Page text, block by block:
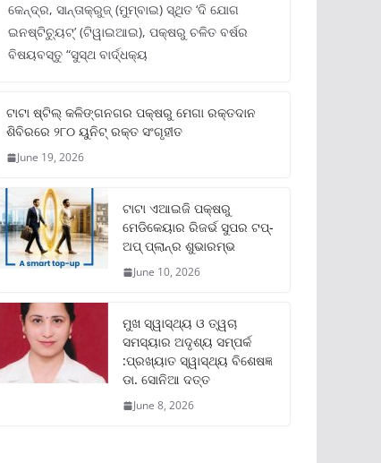
କେନ୍ଦ୍ର, ସାନ୍ତାକ୍ରୁଜ୍ (ମୁମ୍ବାଇ) ସ୍ଥିତ ‘ଦି ଯୋଗ
ଇନଷ୍ଟିଚ୍ୟୁଟ୍‌’ (ଟିୱାଇଆଇ), ପକ୍ଷରୁ ଚଳିତ ବର୍ଷର
ବିଷୟବସ୍ତୁ “ସୁସ୍ଥ ବାର୍ଦ୍ଧକ୍ୟ
ଟାଟା ଷ୍ଟିଲ୍‌ କଳିଙ୍ଗନଗର ପକ୍ଷରୁ ମେଗା ରକ୍ତଦାନ
ଶିବିରରେ ୨୮୦ ୟୁନିଟ୍‌ ରକ୍ତ ସଂଗୃହୀତ
June 19, 2026
ଟାଟା ଏଆଇଜି ପକ୍ଷରୁ
ମେଡିକେୟାର ରିଜର୍ଭ ସୁପର ଟପ୍‌-
ଅପ୍ ପ୍ଲାନ୍‌ର ଶୁଭାରମ୍ଭ
June 10, 2026
ମୁଖ ସ୍ୱାସ୍ଥ୍ୟ ଓ ତ୍ୱଚା
ସମସ୍ୟାର ଅଦୃଶ୍ୟ ସମ୍ପର୍କ
:ପ୍ରଖ୍ୟାତ ସ୍ୱାସ୍ଥ୍ୟ ବିଶେଷଜ୍ଞ
ଡା. ସୋନିଆ ଦତ୍ତ
June 8, 2026